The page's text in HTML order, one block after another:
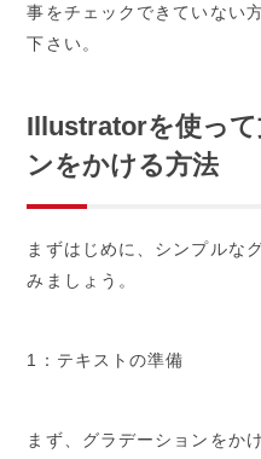
事をチェックできていない
下さい。
Illustratorを使っ
ンをかける方法
まずはじめに、シンプルな
みましょう。
1：テキストの準備
まず、グラデーションをか